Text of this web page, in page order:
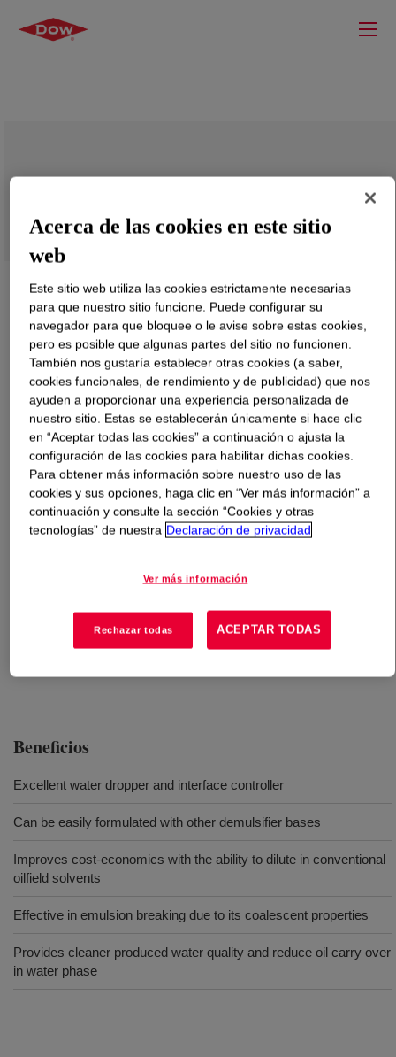
DEMTROL™ 2 020 Oil Demulsifier Base
Qué esDEMTROL™ 2 020 Oil Demulsifier Base
A demulsifier base that can quickly reduce water-in-oil
levels, provide a sharper interface between the two
phases for easier separation and effectively remove
more water to get closer to commercial crude oil
Beneficios
Excellent water dropper and interface controller
Can be easily formulated with other demulsifier bases
Improves cost-economics with the ability to dilute in conventional
oilfield solvents
Effective in emulsion breaking due to its coalescent properties
Provides cleaner produced water quality and reduce oil carry over
in water phase
Acerca de las cookies en este sitio
web
Este sitio web utiliza las cookies estrictamente necesarias
para que nuestro sitio funcione. Puede configurar su
navegador para que bloquee o le avise sobre estas cookies,
pero es posible que algunas partes del sitio no funcionen.
También nos gustaría establecer otras cookies (a saber,
cookies funcionales, de rendimiento y de publicidad) que nos
ayuden a proporcionar una experiencia personalizada de
nuestro sitio. Estas se establecerán únicamente si hace clic
en “Aceptar todas las cookies” a continuación o ajusta la
configuración de las cookies para habilitar dichas cookies.
Para obtener más información sobre nuestro uso de las
cookies y sus opciones, haga clic en “Ver más información” a
continuación y consulte la sección “Cookies y otras
tecnologías” de nuestra Declaración de privacidad
Ver más información
Rechazar todas ACEPTAR TODAS